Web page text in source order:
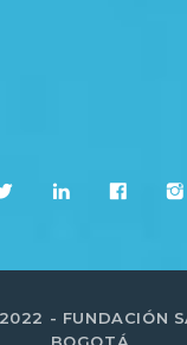
- FUNDACIÓN